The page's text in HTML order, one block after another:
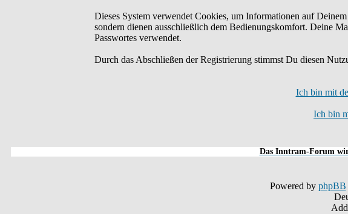
Dieses System verwendet Cookies, um Informationen auf
sondern dienen ausschließlich dem Bedienungskomfort. Deine
Passwortes verwendet.
Durch das Abschließen der Registrierung stimmst Du diesen
Ich bin mit
Ich bin
Das Inntram-Forum
Powered by phpBB